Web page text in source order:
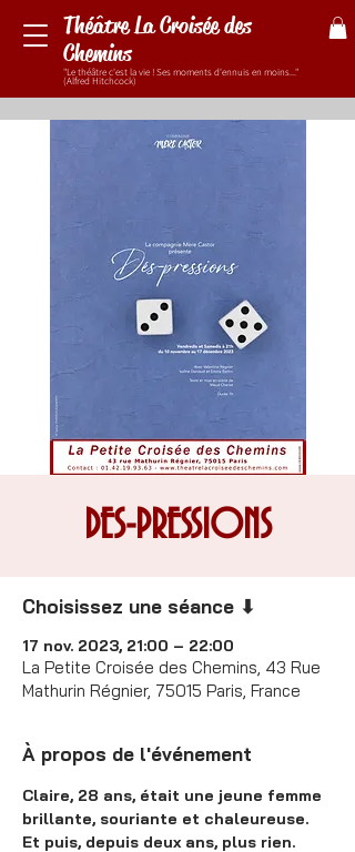
Théâtre La Croisée des
Chemins
"Le théâtre c'est la vie ! Ses moments d'ennuis en moins..."
(Alfred Hitchcock)
DES-PRESSIONS
Choisissez une séance ⬇
17 nov. 2023, 21:00 – 22:00
La Petite Croisée des Chemins, 43 Rue
Mathurin Régnier, 75015 Paris, France
À propos de l'événement
Claire, 28 ans, était une jeune femme
brillante, souriante et chaleureuse.
Et puis, depuis deux ans, plus rien.